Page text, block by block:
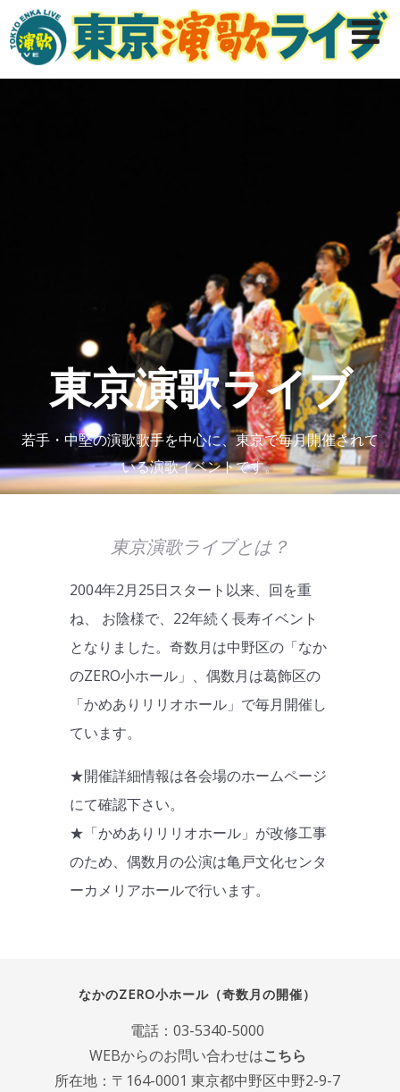
東京演歌ライブ
若手・中堅の演歌歌手を中心に、東京で毎月開催されて
いる演歌イベントです。
東京演歌ライブとは？
2004年2月25日スタート以来、回を重
ね、 お陰様で、22年続く長寿イベント
となりました。奇数月は中野区の「なか
のZERO小ホール」、偶数月は葛飾区の
「かめありリリオホール」で毎月開催し
ています。
★開催詳細情報は各会場のホームページ
にて確認下さい。
★「かめありリリオホール」が改修工事
のため、偶数月の公演は亀戸文化センタ
ーカメリアホールで行います。
なかのZERO小ホール（奇数月の開催）
電話：03-5340-5000
WEBからのお問い合わせはこちら
所在地：〒164-0001 東京都中野区中野2-9-7